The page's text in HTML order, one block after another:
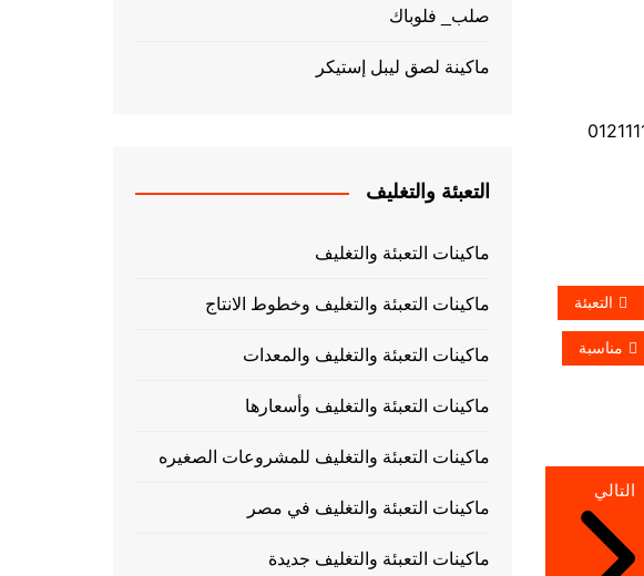
التعبئة
مناسبة
التالي
صلب_ فلوباك
ماكينة لصق ليبل إستيكر
التعبئة والتغليف
ماكينات التعبئة والتغليف
ماكينات التعبئة والتغليف وخطوط الانتاج
ماكينات التعبئة والتغليف والمعدات
ماكينات التعبئة والتغليف وأسعارها
ماكينات التعبئة والتغليف للمشروعات الصغيره
ماكينات التعبئة والتغليف في مصر
ماكينات التعبئة والتغليف جديدة